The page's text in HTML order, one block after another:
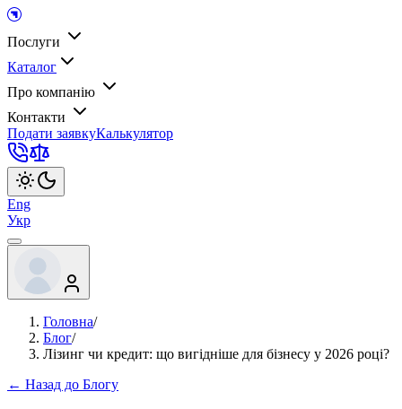
Послуги
Каталог
Про компанію
Контакти
Подати заявкуКалькулятор
Eng
Укр
Головна/
Блог/
Лізинг чи кредит: що вигідніше для бізнесу у 2026 році?
← Назад до Блогу